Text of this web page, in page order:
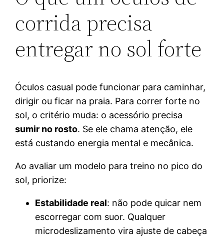
corrida precisa
entregar no sol forte
Óculos casual pode funcionar para caminhar,
dirigir ou ficar na praia. Para correr forte no
sol, o critério muda: o acessório precisa
sumir no rosto. Se ele chama atenção, ele
está custando energia mental e mecânica.
Ao avaliar um modelo para treino no pico do
sol, priorize:
Estabilidade real: não pode quicar nem
escorregar com suor. Qualquer
microdeslizamento vira ajuste de cabeça